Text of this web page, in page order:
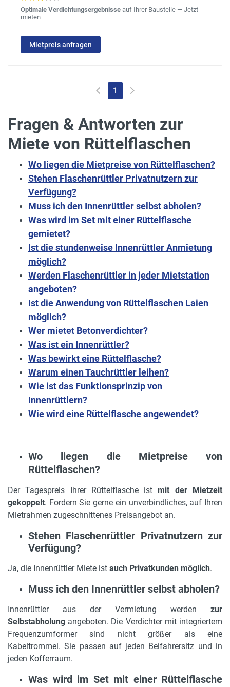
Optimale Verdichtungsergebnisse auf Ihrer Baustelle — Jetzt
mieten
Mietpreis anfragen
1
Fragen & Antworten zur
Miete von Rüttelflaschen
Wo liegen die Mietpreise von Rüttelflaschen?
Stehen Flaschenrüttler Privatnutzern zur
Verfügung?
Muss ich den Innenrüttler selbst abholen?
Was wird im Set mit einer Rüttelflasche
gemietet?
Ist die stundenweise Innenrüttler Anmietung
möglich?
Werden Flaschenrüttler in jeder Mietstation
angeboten?
Ist die Anwendung von Rüttelflaschen Laien
möglich?
Wer mietet Betonverdichter?
Was ist ein Innenrüttler?
Was bewirkt eine Rüttelflasche?
Warum einen Tauchrüttler leihen?
Wie ist das Funktionsprinzip von
Innenrüttlern?
Wie wird eine Rüttelflasche angewendet?
Wo liegen die Mietpreise von
Rüttelflaschen?
Der Tagespreis Ihrer Rüttelflasche istmit der Mietzeit
gekoppelt. Fordern Sie gerne ein unverbindliches, auf Ihren
Mietrahmen zugeschnittenes Preisangebot an.
Stehen Flaschenrüttler Privatnutzern zur
Verfügung?
Ja, die Innenrüttler Miete ist auch Privatkunden möglich.
Muss ich den Innenrüttler selbst abholen?
Innenrüttler aus der Vermietung werden zur
Selbstabholung angeboten. Die Verdichter mit integriertem
Frequenzumformer sind nicht größer als eine
Kabeltrommel. Sie passen auf jeden Beifahrersitz und in
jeden Kofferraum.
Was wird im Set mit einer Rüttelflasche